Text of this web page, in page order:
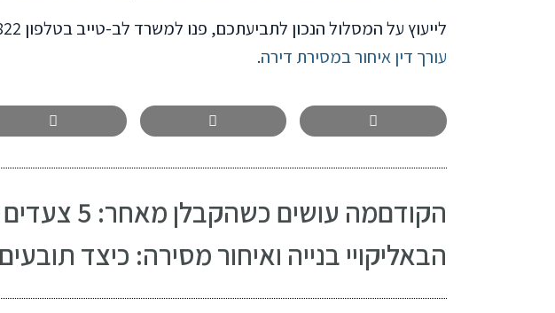
לייעוץ על המסלול הנכון לתביעתכם, פנו למשרד לב-טייב בטלפון 072-2428822 או בקרו בדף
עורך דין איחור במסירת דירה.
הקודםמה עושים כשהקבלן מאחר: 5 צעדים מיידיים
הבאליקויי בנייה ואיחור מסירה: כיצד